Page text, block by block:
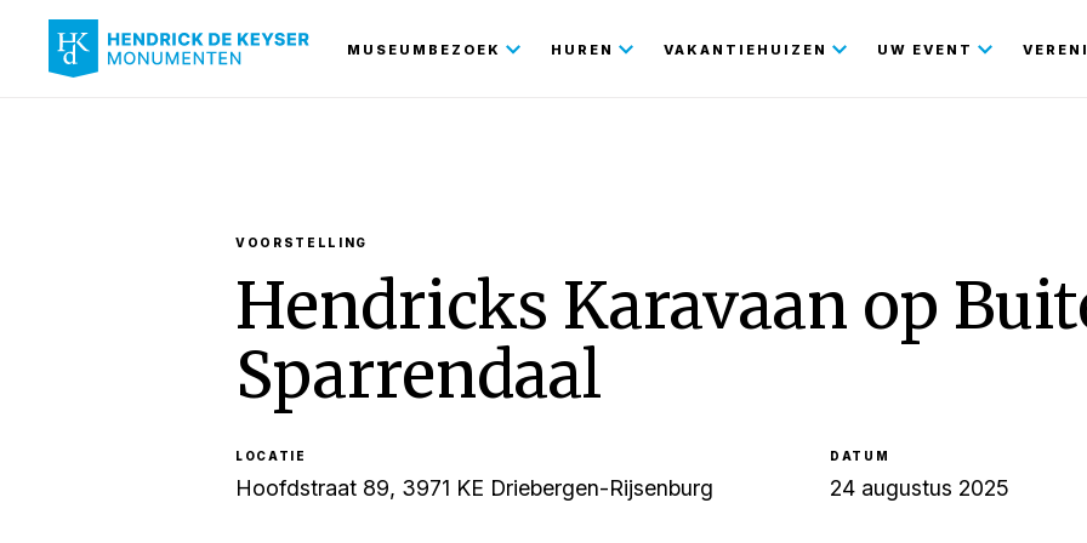
MUSEUMBEZOEK HUREN VAKANTIEHUIZEN UW EVENT
VOORSTELLING
Hendricks Karavaan op
Sparrendaal
LOCATIE
Hoofdstraat 89, 3971 KE Driebergen-Rijsenburg
DATUM
24 augustus 2025